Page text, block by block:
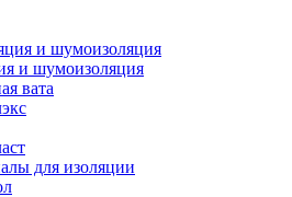
и шумоизоляция
вата
для изоляции